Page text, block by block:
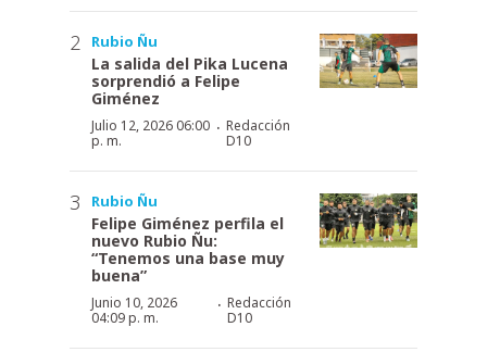
Rubio Ñu
La salida del Pika Lucena
sorprendió a Felipe
Giménez
Julio 12, 2026 06:00
p. m.
· Redacción
D10
Rubio Ñu
Felipe Giménez perfila el
nuevo Rubio Ñu:
“Tenemos una base muy
buena”
Junio 10, 2026
04:09 p. m.
· Redacción
D10